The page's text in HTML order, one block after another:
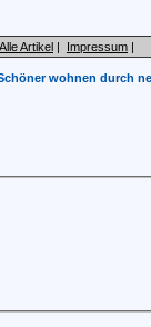
Alle Artikel | Impressum |
wohnen durch